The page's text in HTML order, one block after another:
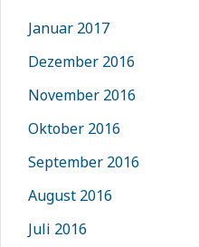
Januar 2017
Dezember 2016
November 2016
Oktober 2016
September 2016
August 2016
Juli 2016